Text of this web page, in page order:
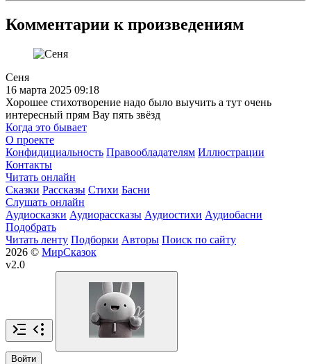
Комментарии к произведениям
Сеня
16 марта 2025 09:18
Хорошее стихотворение надо было выучить а тут очень
интересный прям Вау пять звёзд
Когда это бывает
О проекте
Конфидициальность Правообладателям Иллюстрации
Контакты
Читать онлайн
Сказки Рассказы Стихи Басни
Слушать онлайн
Аудиосказки Аудиорассказы Аудиостихи Аудиобасни
Подобрать
Читать ленту Подборки Авторы Поиск по сайту
2026 © МирСказок
v2.0
Войти